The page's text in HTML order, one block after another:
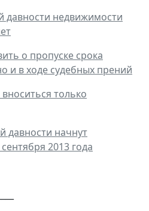
давности недвижимости
о пропуске срока
и в ходе судебных прений
только
давности начнут
2013 года